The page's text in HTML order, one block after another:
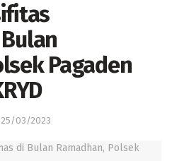
Pagaden
25/03/2023